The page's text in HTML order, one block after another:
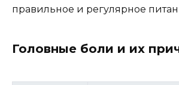
правильное и регулярное
Головные боли и их